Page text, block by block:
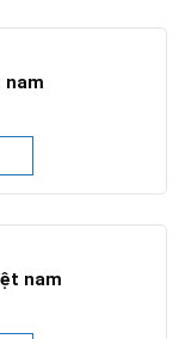
nam
nam